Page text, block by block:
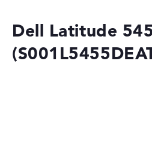
Deals
Dell Latitude